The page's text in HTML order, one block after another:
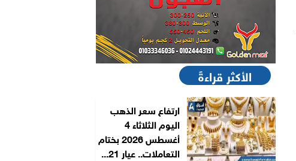
الأكثر قراءةً
ارتفاع سعر الذهب
اليوم الثلاثاء 4
أغسطس 2026 بختام
التعاملات.. عيار 21...